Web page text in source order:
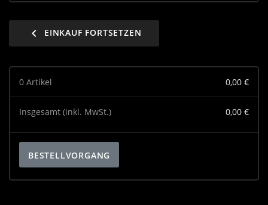
chevron_left EINKAUF FORTSETZEN
0 Artikel 0,00 €
Insgesamt (inkl. MwSt.) 0,00 €
BESTELLVORGANG